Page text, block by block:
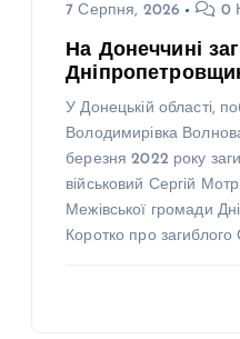
7 Серпня, 2026 0
На Донеччині
У Донецькій області,
Володимирівка
березня 2022 року
військовий Сергій
Межівської громади
Коротко про